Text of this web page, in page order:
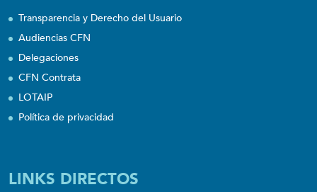
Transparencia y Derecho del Usuario
Audiencias CFN
Delegaciones
CFN Contrata
LOTAIP
Política de privacidad
LINKS DIRECTOS